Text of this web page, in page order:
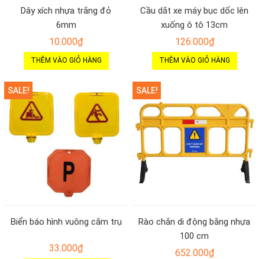
Dây xích nhựa trắng đỏ
6mm
10.000₫
THÊM VÀO GIỎ HÀNG
Cầu dắt xe máy bục dốc lên
xuống ô tô 13cm
126.000₫
THÊM VÀO GIỎ HÀNG
SALE!
Biển báo hình vuông cắm trụ
33.000₫
SALE!
Rào chắn di động bằng nhựa
100 cm
652.000₫